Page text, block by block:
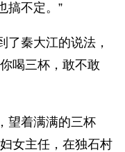
搞不定。”
秦大江的说法，
喝三杯，敢不敢
着满满的三杯
女主任，在独石村